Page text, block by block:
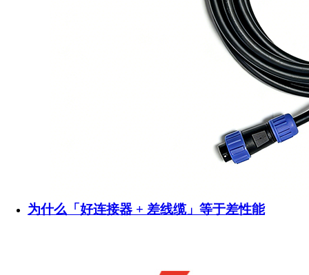
为什么「好连接器 + 差线缆」等于差性能